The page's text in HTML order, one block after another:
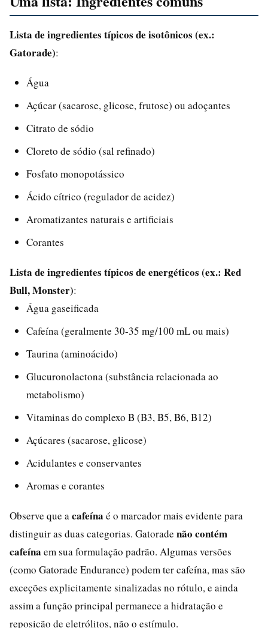
Lista de ingredientes típicos de isotônicos (ex.:
Gatorade):
Água
Açúcar (sacarose, glicose, frutose) ou adoçantes
Citrato de sódio
Cloreto de sódio (sal refinado)
Fosfato monopotássico
Ácido cítrico (regulador de acidez)
Aromatizantes naturais e artificiais
Corantes
Lista de ingredientes típicos de energéticos (ex.: Red
Bull, Monster):
Água gaseificada
Cafeína (geralmente 30-35 mg/100 mL ou mais)
Taurina (aminoácido)
Glucuronolactona (substância relacionada ao
metabolismo)
Vitaminas do complexo B (B3, B5, B6, B12)
Açúcares (sacarose, glicose)
Acidulantes e conservantes
Aromas e corantes
Observe que a cafeína é o marcador mais evidente para
distinguir as duas categorias. Gatorade não contém
cafeína em sua formulação padrão. Algumas versões
(como Gatorade Endurance) podem ter cafeína, mas são
exceções explicitamente sinalizadas no rótulo, e ainda
assim a função principal permanece a hidratação e
reposição de eletrólitos, não o estímulo.